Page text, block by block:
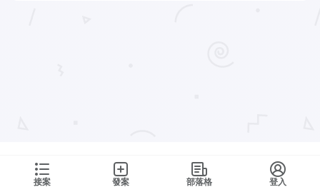
接案 發案 部落格 登入